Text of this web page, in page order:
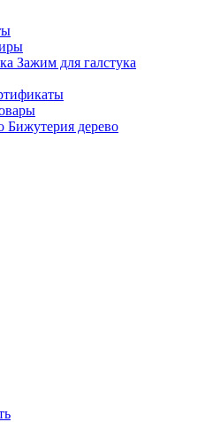
Зажим для галстука
Бижутерия дерево